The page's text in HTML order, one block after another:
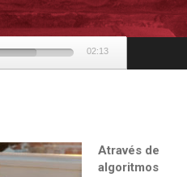
02:13
Através de
algoritmos